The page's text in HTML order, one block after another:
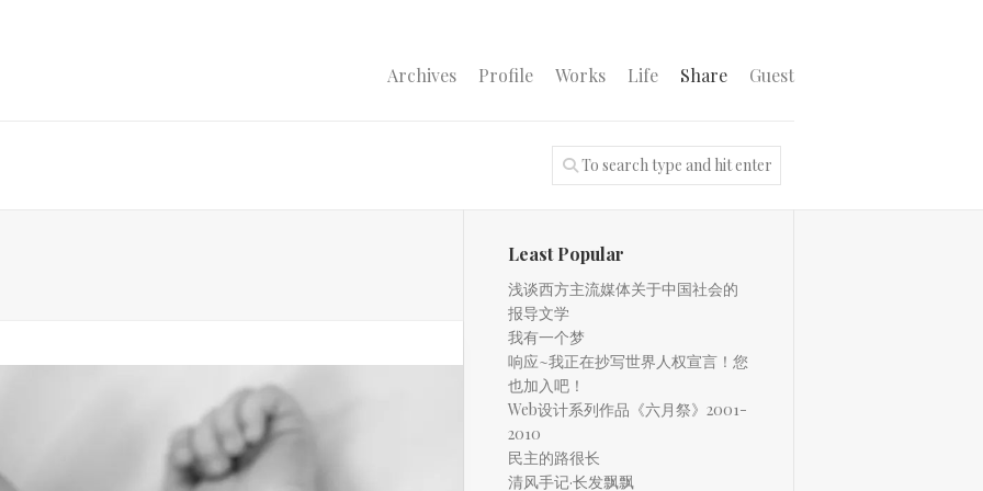
Archives Profile Works Life Share Guest
Least Popular
浅谈西方主流媒体关于中国社会的
报导文学
我有一个梦
响应~我正在抄写世界人权宣言！您
也加入吧！
Web设计系列作品《六月祭》2001-
2010
民主的路很长
清风手记·长发飘飘